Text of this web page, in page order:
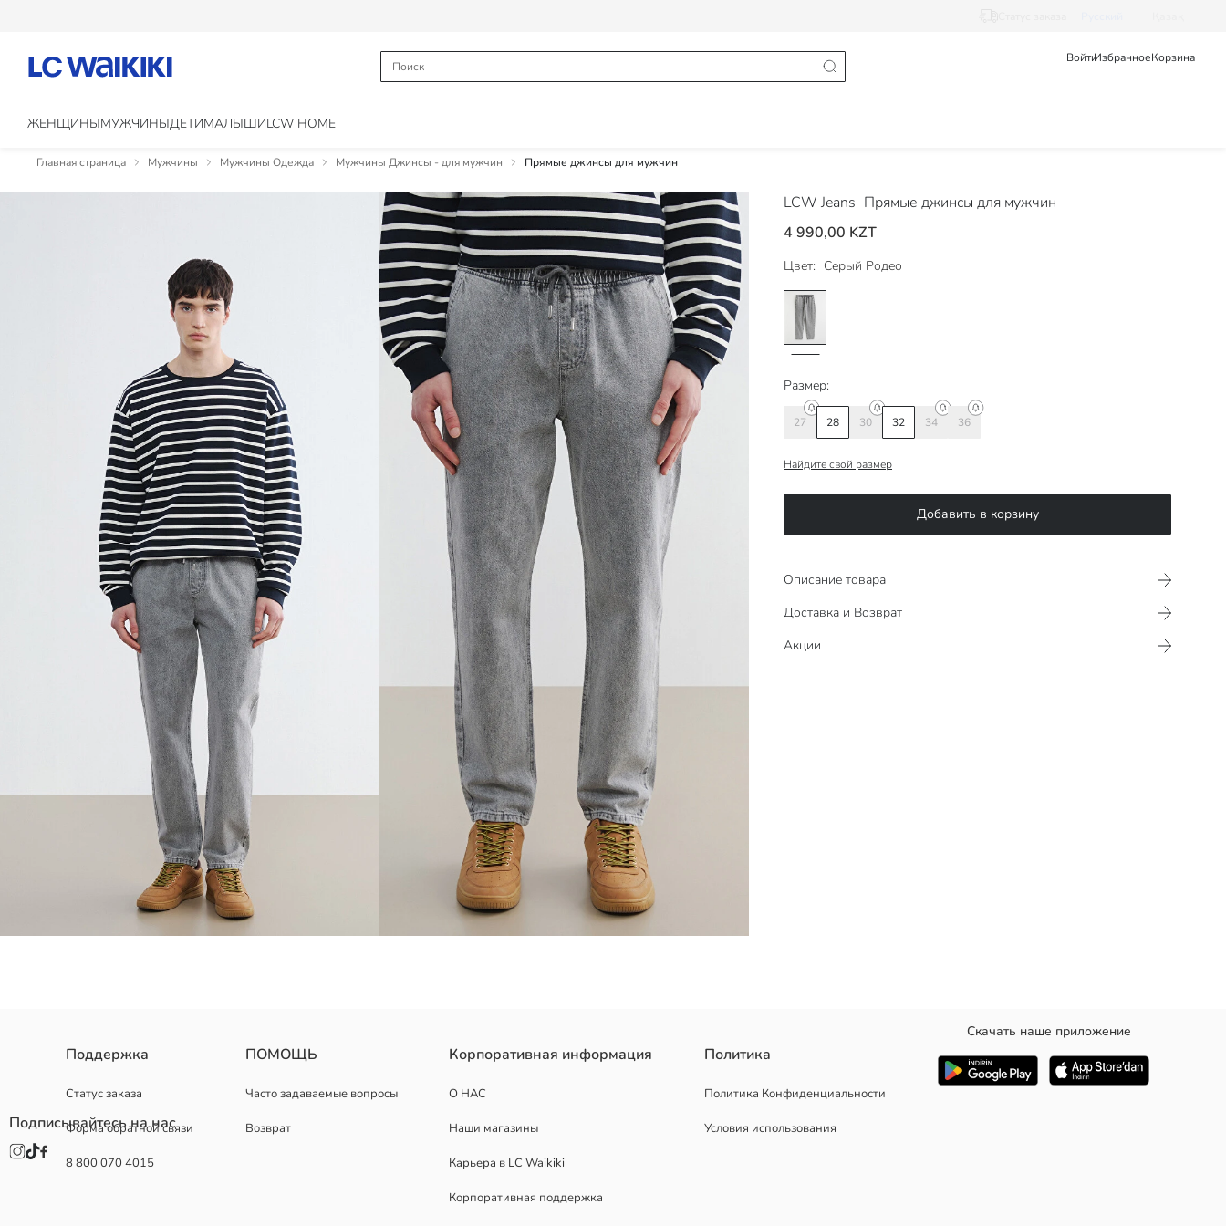
ВойтиИзбранноеКорзина
ЖЕНЩИНЫМУЖЧИНЫДЕТИМАЛЫШИLCW HOME
Главная страница Мужчины Мужчины Одежда Мужчины Джинсы - для мужчин Прямые джинсы для мужчин
LCW Jeans Прямые джинсы для мужчин
4 990,00 KZT
Цвет: Серый Родео
Размер:
27 28 30 32 34 36
Найдите свой размер
Добавить в корзину
Описание товара
Доставка и Возврат
Акции
Основная Ткань:
Продавец:
Бренд:
Поддержка
Статус заказа
Форма обратной связи
8 800 070 4015
ПОМОЩЬ
Часто задаваемые вопросы
Возврат
Корпоративная информация
О НАС
Наши магазины
Карьера в LC Waikiki
Корпоративная поддержка
Политика
Политика Конфиденциальности
Условия использования
Скачать наше приложение
Подписывайтесь на нас